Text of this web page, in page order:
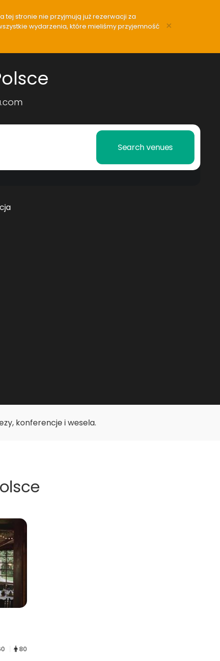
tej stronie nie przyjmują już rezerwacji za
wydarzenia, które mieliśmy przyjemność
×
Search venues
konferencje i wesela.
80